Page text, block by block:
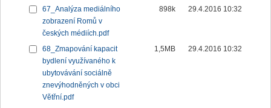
67_Analýza mediálního
zobrazení Romů v
českých médiích.pdf
898k 29.4.2016 10:32
68_Zmapování kapacit
bydlení využívaného k
ubytovávání sociálně
znevýhodněných v obci
Větřní.pdf
1,5MB 29.4.2016 10:32